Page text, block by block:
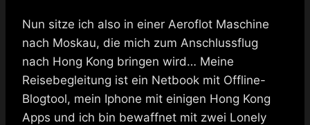
Nun sitze ich also in einer Aeroflot Maschine
nach Moskau, die mich zum Anschlussflug
nach Hong Kong bringen wird… Meine
Reisebegleitung ist ein Netbook mit Offline-
Blogtool, mein Iphone mit einigen Hong Kong
Apps und ich bin bewaffnet mit zwei Lonely